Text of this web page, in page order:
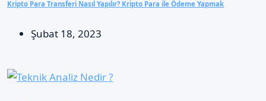
Kripto Para Transferi Nasıl Yapılır? Kripto Para ile Ödeme Yapmak
Şubat 18, 2023